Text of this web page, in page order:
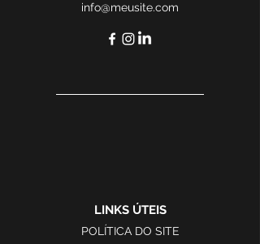
info@meusite.com
LINKS ÚTEIS
POLÍTICA DO SITE